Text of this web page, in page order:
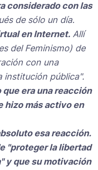
considerado con las
de sólo un día.
en Internet. Allí
del Feminismo) de
con una
institución pública".
era una reacción
hizo más activo en
esa reacción.
"proteger la libertad
y que su motivación